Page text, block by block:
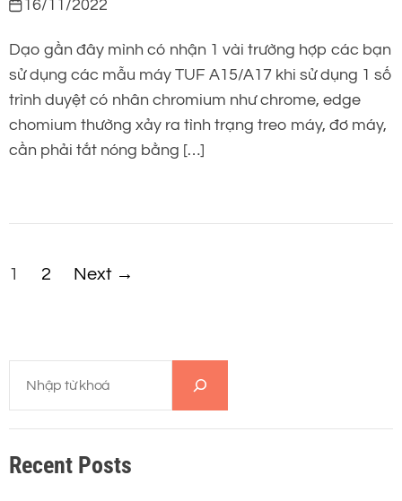
16/11/2022
Dạo gần đây mình có nhận 1 vài trường hợp các bạn
sử dụng các mẫu máy TUF A15/A17 khi sử dụng 1 số
trình duyệt có nhân chromium như chrome, edge
chomium thường xảy ra tình trạng treo máy, đơ máy,
cần phải tắt nóng bằng […]
P
â
t
r
1 2 Next →
m
iRecent Posts